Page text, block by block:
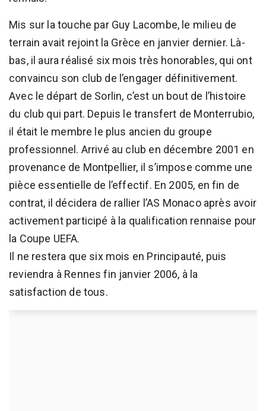
Mis sur la touche par Guy Lacombe, le milieu de
terrain avait rejoint la Grèce en janvier dernier. Là-
bas, il aura réalisé six mois très honorables, qui ont
convaincu son club de l’engager définitivement.
Avec le départ de Sorlin, c’est un bout de l’histoire
du club qui part. Depuis le transfert de Monterrubio,
il était le membre le plus ancien du groupe
professionnel. Arrivé au club en décembre 2001 en
provenance de Montpellier, il s’impose comme une
pièce essentielle de l’effectif. En 2005, en fin de
contrat, il décidera de rallier l’AS Monaco après avoir
activement participé à la qualification rennaise pour
la Coupe UEFA.
Il ne restera que six mois en Principauté, puis
reviendra à Rennes fin janvier 2006, à la
satisfaction de tous.